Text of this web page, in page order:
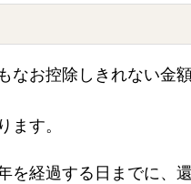
なお控除しきれない金
ます。
を経過する日までに、